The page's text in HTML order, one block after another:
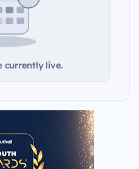
currently live.